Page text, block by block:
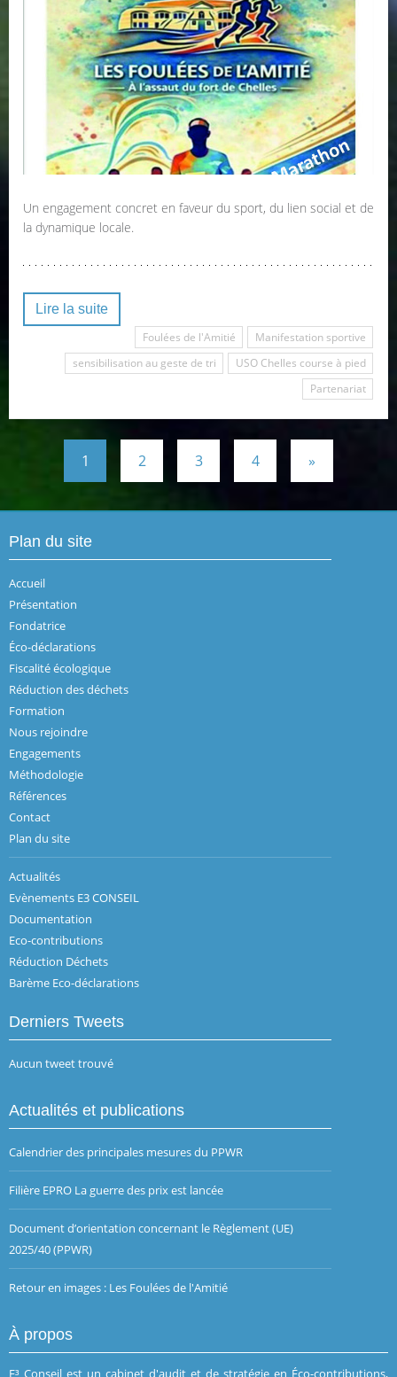
Un engagement concret en faveur du sport, du lien social et de
la dynamique locale.
Lire la suite
Foulées de l'Amitié
Manifestation sportive
sensibilisation au geste de tri
USO Chelles course à pied
Partenariat
1 2 3 4 »
Plan du site
Accueil
Présentation
Fondatrice
Éco-déclarations
Fiscalité écologique
Réduction des déchets
Formation
Nous rejoindre
Engagements
Méthodologie
Références
Contact
Plan du site
Actualités
Evènements E3 CONSEIL
Documentation
Eco-contributions
Réduction Déchets
Barème Eco-déclarations
Derniers Tweets
Aucun tweet trouvé
Actualités et publications
Calendrier des principales mesures du PPWR
Filière EPRO La guerre des prix est lancée
Document d’orientation concernant le Règlement (UE)
2025/40 (PPWR)
Retour en images : Les Foulées de l'Amitié
À propos
E³ Conseil est un cabinet d'audit et de stratégie en Éco-contributions,